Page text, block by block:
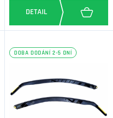
DOBA DODÁNÍ 2-5 DNÍ